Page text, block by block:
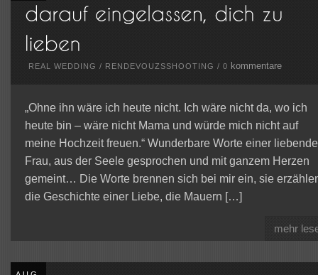
REAL WEDDING / RENDEVOUZSSHOOTING / 0 kommentare
„Ohne ihn wäre ich heute nicht. Ich wäre nicht da, wo ich
heute bin – wäre nicht Mama und würde mich nicht auf
meine Hochzeit freuen.“ Wunderbare Worte einer
Frau, aus der Seele gesprochen und mit ganzem Herzen
gemeint… Die Worte brennen sich bei mir ein, sie
die Geschichte einer Liebe, die Mauern […]
mehr